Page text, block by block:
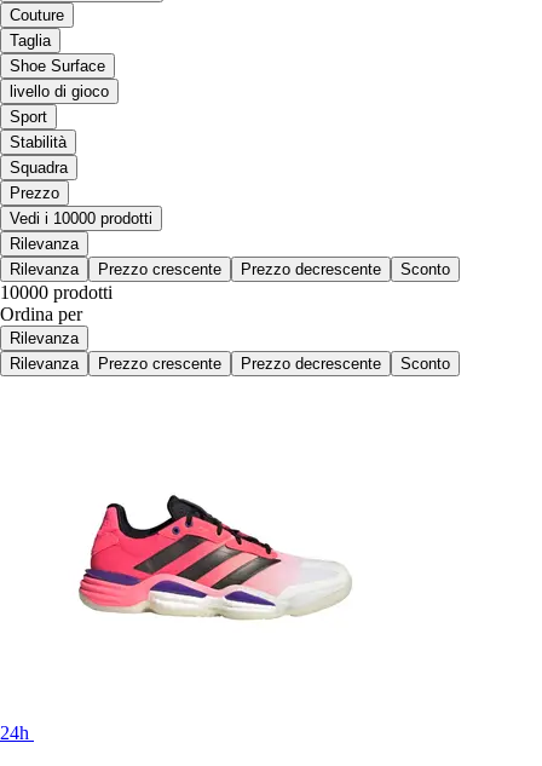
Couture
Taglia
Shoe Surface
livello di gioco
Sport
Stabilità
Squadra
Prezzo
Vedi i 10000 prodotti
Rilevanza
Rilevanza
Prezzo crescente Prezzo decrescente Sconto
10000 prodotti
Ordina per
Rilevanza
Rilevanza
Prezzo crescente Prezzo decrescente Sconto
24h